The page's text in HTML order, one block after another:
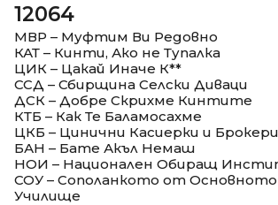
12064
МВР – Муфтим Ви Редовно
КАТ – Кинти, Ако не Тупалка
ЦИК – Цакай Иначе К**
ССД – Сбирщина Селски Диваци
ДСК – Добре Скрихме Кинтите
КТБ – Как Те Баламосахме
ЦКБ – Цинични Касиерки и Брокери
БАН – Бате Акъл Немаш
НОИ – Национален Обиращ
СОУ – Сополанкото от Основното
Училище